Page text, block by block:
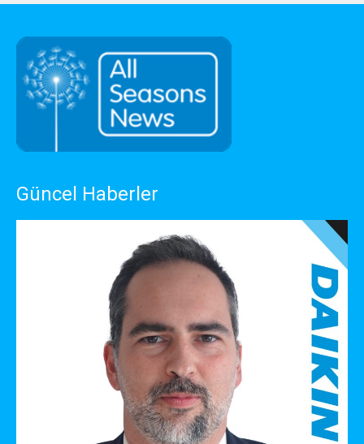
Güncel Haberler